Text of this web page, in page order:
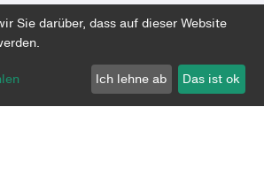
Sie darüber, dass auf dieser Website
Ich lehne ab Das ist ok